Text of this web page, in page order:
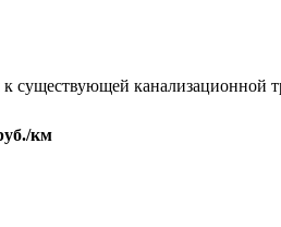
канализационной
км